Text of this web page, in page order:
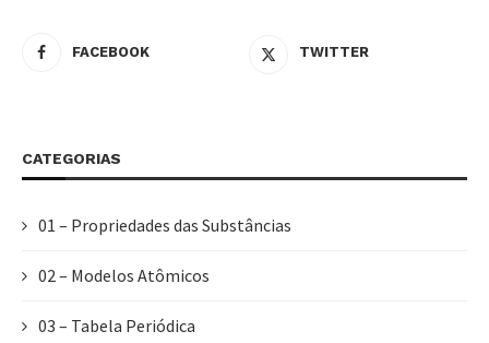
FACEBOOK TWITTER
CATEGORIAS
01 – Propriedades das Substâncias
02 – Modelos Atômicos
03 – Tabela Periódica